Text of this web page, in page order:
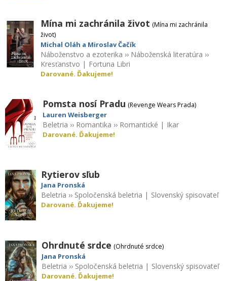
Mína mi zachránila život (Mína mi zachránila
život)
Michal Oláh a Miroslav Čačík
Náboženstvo a ezoterika ›› Náboženská literatúra ››
Kresťanstvo | Fortuna Libri
Darované. Ďakujeme!
Pomsta nosí Pradu (Revenge Wears Prada)
Lauren Weisberger
Beletria ›› Romantika ›› Romantické | Ikar
Darované. Ďakujeme!
Rytierov sľub
Jana Pronská
Beletria ›› Spoločenská beletria | Slovenský spisovateľ
Darované. Ďakujeme!
Ohrdnuté srdce (Ohrdnuté srdce)
Jana Pronská
Beletria ›› Spoločenská beletria | Slovenský spisovateľ
Darované. Ďakujeme!